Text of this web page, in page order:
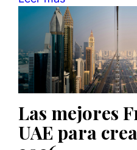
Las mejores
UAE para